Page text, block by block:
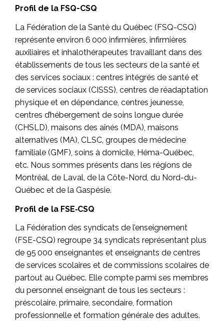
Profil de la FSQ-CSQ
La Fédération de la Santé du Québec (FSQ-CSQ)
représente environ 6 000 infirmières, infirmières
auxiliaires et inhalothérapeutes travaillant dans des
établissements de tous les secteurs de la santé et
des services sociaux : centres intégrés de santé et
de services sociaux (CISSS), centres de réadaptation
physique et en dépendance, centres jeunesse,
centres d’hébergement de soins longue durée
(CHSLD), maisons des aînés (MDA), maisons
alternatives (MA), CLSC, groupes de médecine
familiale (GMF), soins à domicile, Héma-Québec,
etc. Nous sommes présents dans les régions de
Montréal, de Laval, de la Côte-Nord, du Nord-du-
Québec et de la Gaspésie.
Profil de la FSE‑CSQ
La Fédération des syndicats de l’enseignement
(FSE-CSQ) regroupe 34 syndicats représentant plus
de 95 000 enseignantes et enseignants de centres
de services scolaires et de commissions scolaires de
partout au Québec. Elle compte parmi ses membres
du personnel enseignant de tous les secteurs :
préscolaire, primaire, secondaire, formation
professionnelle et formation générale des adultes.